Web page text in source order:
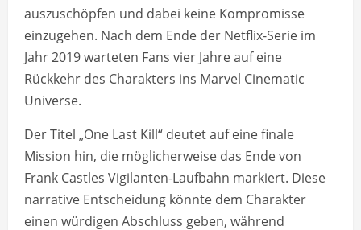
auszuschöpfen und dabei keine Kompromisse
einzugehen. Nach dem Ende der Netflix-Serie im
Jahr 2019 warteten Fans vier Jahre auf eine
Rückkehr des Charakters ins Marvel Cinematic
Universe.
Der Titel „One Last Kill“ deutet auf eine finale
Mission hin, die möglicherweise das Ende von
Frank Castles Vigilanten-Laufbahn markiert. Diese
narrative Entscheidung könnte dem Charakter
einen würdigen Abschluss geben, während